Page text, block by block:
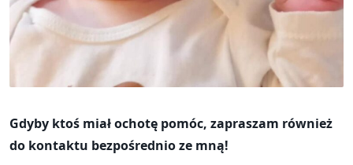
Gdyby ktoś miał ochotę pomóc, zapraszam również
do kontaktu bezpośrednio ze mną!